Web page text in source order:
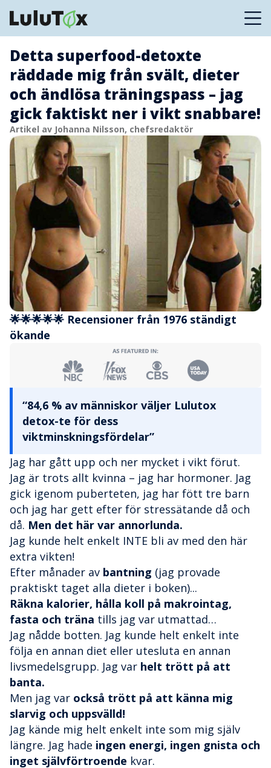
Detta superfood-detoxte
räddade mig från svält, dieter
och ändlösa träningspass – jag
gick faktiskt ner i vikt snabbare!
Artikel av Johanna Nilsson, chefsredaktör
🌟🌟🌟🌟🌟 Recensioner från 1976 ständigt
ökande
“84,6 % av människor väljer Lulutox
detox-te för dess
viktminskningsfördelar”
Jag har gått upp och ner mycket i vikt förut.
Jag är trots allt kvinna – jag har hormoner. Jag
gick igenom puberteten, jag har fött tre barn
och jag har gett efter för stressätande då och
då. Men det här var annorlunda.
Jag kunde helt enkelt INTE bli av med den här
extra vikten!
Efter månader av bantning (jag provade
praktiskt taget alla dieter i boken)...
Räkna kalorier, hålla koll på makrointag,
fasta och träna tills jag var utmattad…
Jag nådde botten. Jag kunde helt enkelt inte
följa en annan diet eller utesluta en annan
livsmedelsgrupp. Jag var helt trött på att
banta.
Men jag var också trött på att känna mig
slarvig och uppsvälld!
Jag kände mig helt enkelt inte som mig själv
längre. Jag hade ingen energi, ingen gnista och
inget självförtroende kvar.